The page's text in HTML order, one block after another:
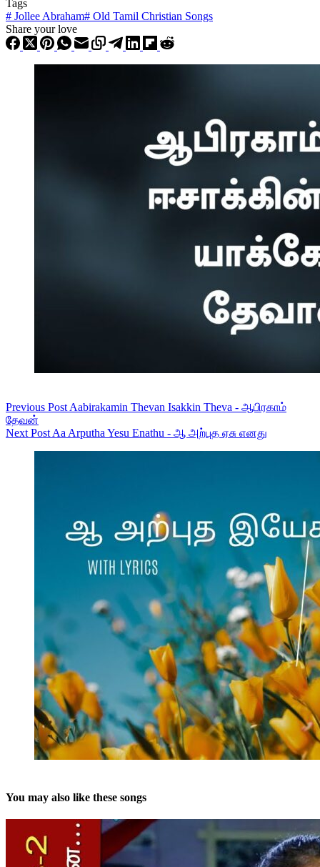
Tags
# Jollee Abraham# Old Tamil Christian Songs
Share your love
Previous Post Aabirakamin Thevan Isakkin Theva - ஆபிரகாம்
தேவன்
Next Post Aa Arputha Yesu Enathu - ஆ அற்புத ஏசு எனது
You may also like these songs